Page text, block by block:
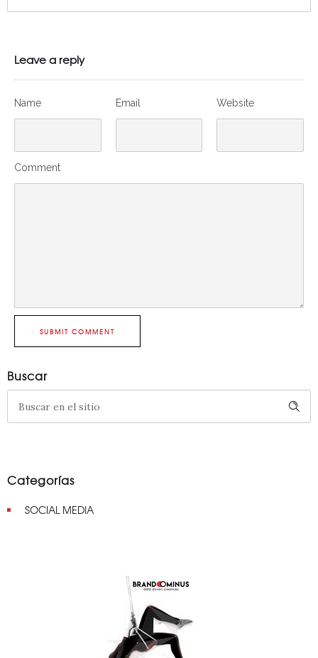
Leave a reply
Name Email Website
Comment
SUBMIT COMMENT
Buscar
Categorías
SOCIAL MEDIA